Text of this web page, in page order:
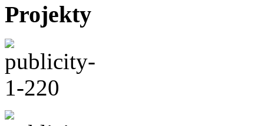
Projekty